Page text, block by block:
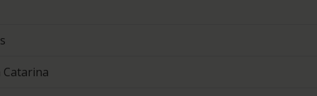
Catarina